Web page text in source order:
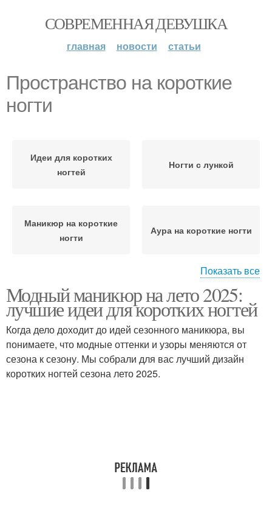
СОВРЕМЕННАЯ ДЕВУШКА
главная новости статьи
Пространство на короткие
ногти
Идеи для коротких
ногтей
Ногти с лункой
Маникюр на короткие
ногти
Аура на короткие ногти
Ногти с фруктами Ногти с блестками
Негативное
пространство
Маникюр для коротких
Показать все
Модный маникюр на лето 2025:
лучшие идеи для коротких ногтей
Когда дело доходит до идей сезонного маникюра, вы
понимаете, что модные оттенки и узоры меняются от
сезона к сезону. Мы собрали для вас лучший дизайн
коротких ногтей сезона лето 2025.